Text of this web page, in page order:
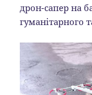
дрон-сапер на
гуманітарного